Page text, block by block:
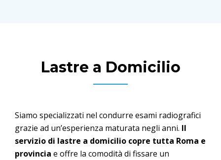
Lastre a Domicilio
Siamo specializzati nel condurre esami radiografici
grazie ad un’esperienza maturata negli anni. Il
servizio di lastre a domicilio copre tutta Roma e
provincia e offre la comodità di fissare un